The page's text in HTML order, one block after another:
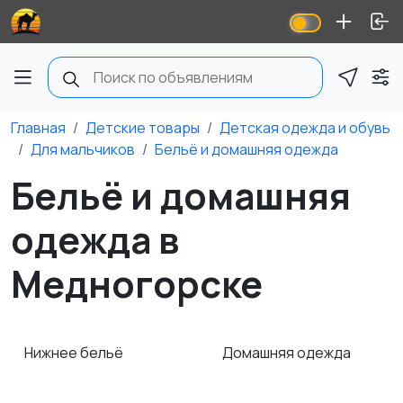
Главная Детские товары
Детская одежда и обувь
Для мальчиков
Бельё и домашняя одежда
Бельё и домашняя
одежда в
Медногорске
Нижнее бельё Домашняя одежда